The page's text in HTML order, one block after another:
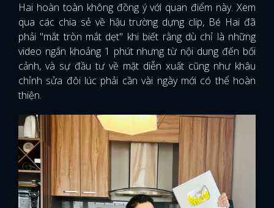
Hai hoàn toàn không đồng ý với quan điểm này. Xem
qua các chia sẻ về hậu trường dựng clip, Bé Hai đã
phải "mắt tròn mắt dẹt" khi biết rằng dù chỉ là những
video ngắn khoảng 1 phút nhưng từ nội dung đến bối
cảnh, và sự đầu tư về mặt diễn xuất cũng như khâu
chỉnh sửa đôi lúc phải cần vài ngày mới có thể hoàn
thiện.